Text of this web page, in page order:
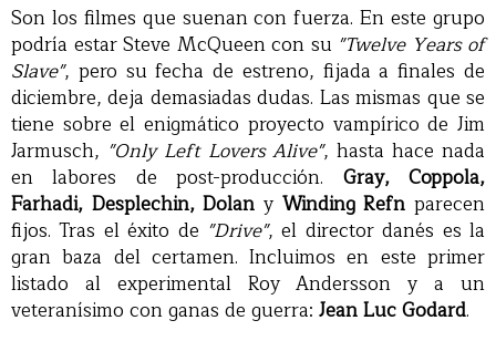
Son los filmes que suenan con fuerza. En este grupo
podría estar Steve McQueen con su "Twelve Years of
Slave", pero su fecha de estreno, fijada a finales de
diciembre, deja demasiadas dudas. Las mismas que se
tiene sobre el enigmático proyecto vampírico de Jim
Jarmusch, "Only Left Lovers Alive", hasta hace nada
en labores de post-producción. Gray, Coppola,
Farhadi, Desplechin, Dolan y Winding Refn parecen
fijos. Tras el éxito de "Drive", el director danés es la
gran baza del certamen. Incluimos en este primer
listado al experimental Roy Andersson y a un
veteranísimo con ganas de guerra: Jean Luc Godard.